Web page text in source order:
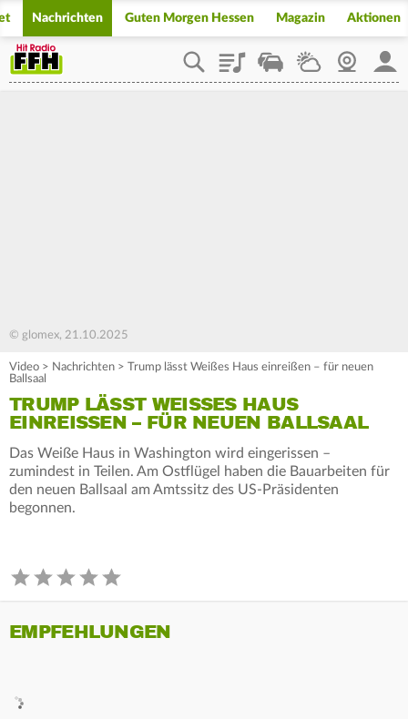
Nachrichten Guten Morgen Hessen Magazin Aktionen
PlaylistStaupilotWetterWebcam
© glomex, 21.10.2025
Video > Nachrichten > Trump lässt Weißes Haus einreißen – für neuen
Ballsaal
TRUMP LÄSST WEISSES HAUS E
INREISSEN – FÜR NEUEN BALLSAAL
Das Weiße Haus in Washington wird eingerissen –
zumindest in Teilen. Am Ostflügel haben die Bauarbeiten für
den neuen Ballsaal am Amtssitz des US-Präsidenten
begonnen.
EMPFEHLUNGEN